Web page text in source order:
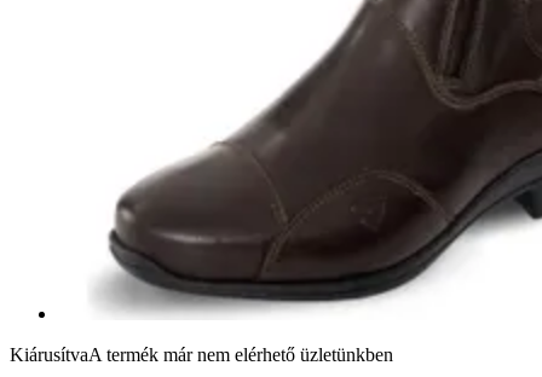
KiárusítvaA termék már nem elérhető üzletünkben